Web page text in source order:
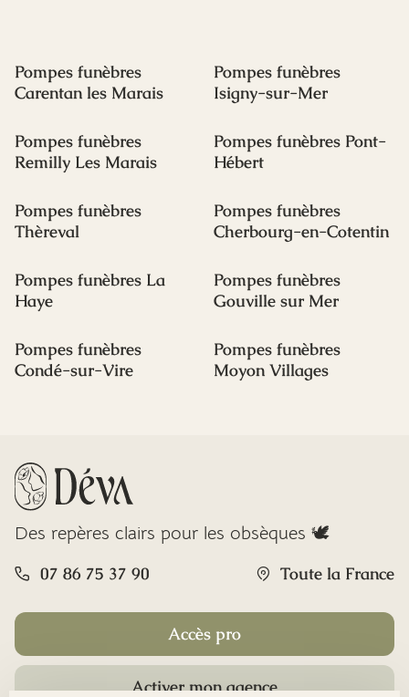
Pompes funèbres
Carentan les Marais
Pompes funèbres
Isigny-sur-Mer
Pompes funèbres
Remilly Les Marais
Pompes funèbres Pont-
Hébert
Pompes funèbres
Thèreval
Pompes funèbres
Cherbourg-en-Cotentin
Pompes funèbres La
Haye
Pompes funèbres
Gouville sur Mer
Pompes funèbres
Condé-sur-Vire
Pompes funèbres
Moyon Villages
Des repères clairs pour les obsèques 🕊️
07 86 75 37 90 Toute la France
Accès pro
Activer mon agence